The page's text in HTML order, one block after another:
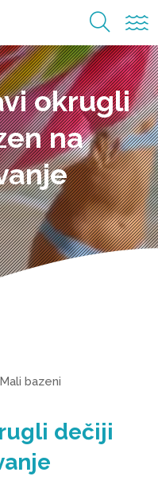
okrugli
na
Mali bazeni
dečiji